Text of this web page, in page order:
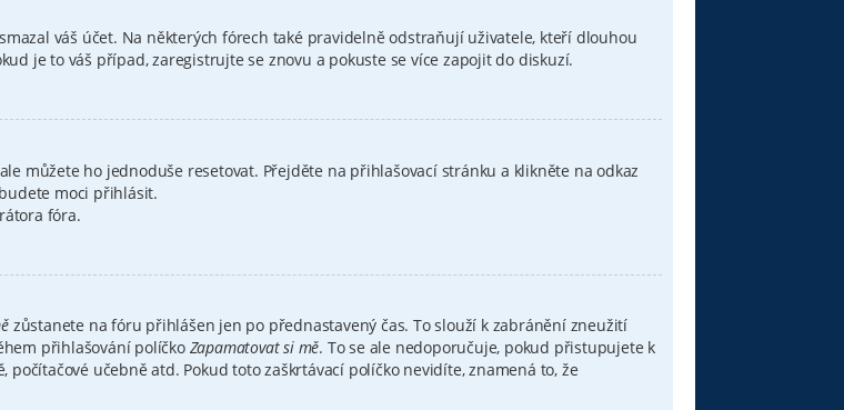
váš účet. Na některých fórech také pravidelně odstraňují uživatele, kteří dlouhou
je to váš případ, zaregistrujte se znovu a pokuste se více zapojit do diskuzí.
můžete ho jednoduše resetovat. Přejděte na přihlašovací stránku a klikněte na odkaz
moci přihlásit.
fóra.
zůstanete na fóru přihlášen jen po přednastavený čas. To slouží k zabránění zneužití
přihlašování políčko Zapamatovat si mě. To se ale nedoporučuje, pokud přistupujete k
učebně atd. Pokud toto zaškrtávací políčko nevidíte, znamená to, že